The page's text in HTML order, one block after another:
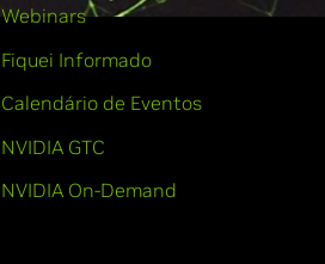
Webinars
Fiquei Informado
Calendário de Eventos
NVIDIA GTC
NVIDIA On-Demand